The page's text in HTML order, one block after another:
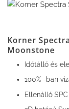
Korner
Moonstone
Időtálló és
100% -ban
Ellenálló